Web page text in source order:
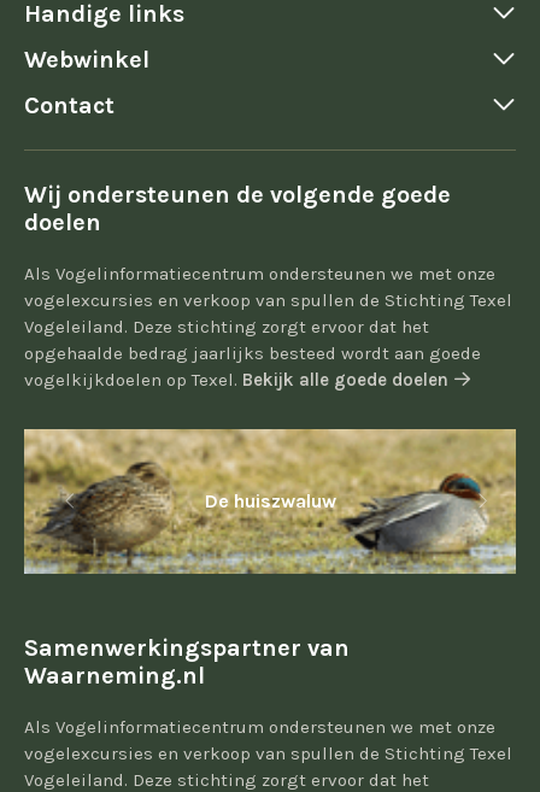
Handige links
Webwinkel
Contact
Wij ondersteunen de volgende goede
doelen
Als Vogelinformatiecentrum ondersteunen we met onze
vogelexcursies en verkoop van spullen de Stichting Texel
Vogeleiland. Deze stichting zorgt ervoor dat het
opgehaalde bedrag jaarlijks besteed wordt aan goede
vogelkijkdoelen op Texel. Bekijk alle goede doelen
De huiszwaluw
Samenwerkingspartner van
Waarneming.nl
Als Vogelinformatiecentrum ondersteunen we met onze
vogelexcursies en verkoop van spullen de Stichting Texel
Vogeleiland. Deze stichting zorgt ervoor dat het